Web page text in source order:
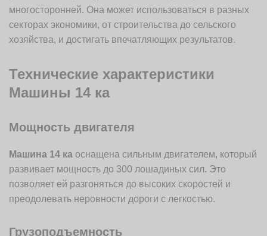
многосторонней. Она может использоваться в разных
секторах экономики, от строительства до сельского
хозяйства, и достигать впечатляющих результатов.
Технические характеристики
Машины 14 ка
Мощность двигателя
Машина 14 ка оснащена сильным двигателем, который
развивает мощность до 300 лошадиных сил. Это
позволяет ей разгоняться до высоких скоростей и
преодолевать неровности дороги с легкостью.
Грузоподъемность